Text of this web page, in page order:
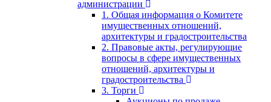
администрации
1. Общая информация о Комитете
имущественных отношений,
архитектуры и градостроительства
2. Правовые акты, регулирующие
вопросы в сфере имущественных
отношений, архитектуры и
градостроительства
3. Торги